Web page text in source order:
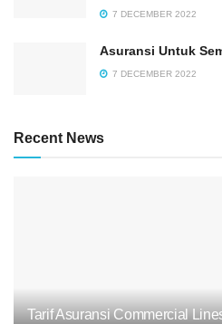
7 DECEMBER 2022
Asuransi Untuk
7 DECEMBER 2022
Recent News
Tarif Asuransi Commercial